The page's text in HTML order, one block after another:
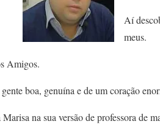
Aí
meus.
Amigos.
boa, genuína e de um coração
na sua versão de professora de